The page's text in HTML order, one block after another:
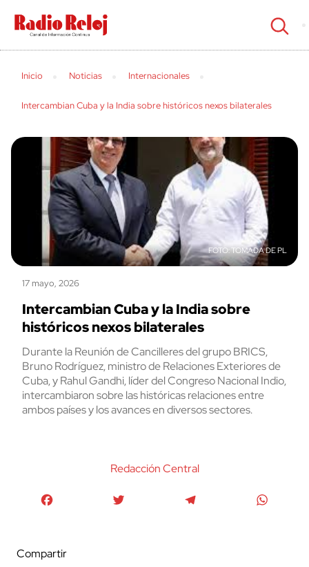
cerrar
Inicio Noticias Internacionales
Intercambian Cuba y la India sobre históricos nexos bilaterales
TOMADA DE PL
17 mayo, 2026
Intercambian Cuba y la India sobre
históricos nexos bilaterales
Durante la Reunión de Cancilleres del grupo BRICS,
Bruno Rodríguez, ministro de Relaciones Exteriores de
Cuba, y Rahul Gandhi, líder del Congreso Nacional Indio,
intercambiaron sobre las históricas relaciones entre
ambos países y los avances en diversos sectores.
Redacción Central
Compartir